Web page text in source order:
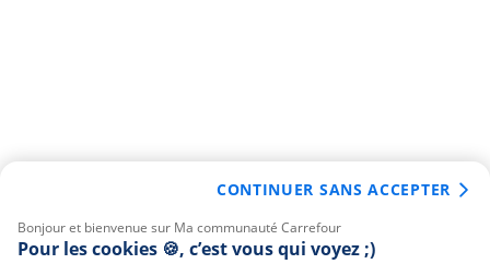
Bonjour et bienvenue sur Ma communauté Carrefour
Pour les cookies 🍪, c’est vous qui voyez ;)
CONTINUER SANS ACCEPTER